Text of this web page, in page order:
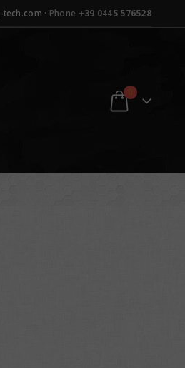
· Phone +39 0445 576528
0